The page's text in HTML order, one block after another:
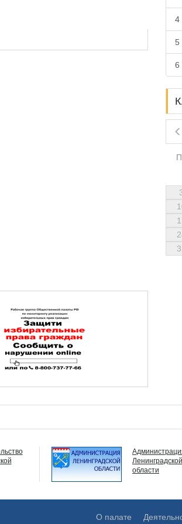
4
5
6
Администрация
Ленинградской
области
О палате